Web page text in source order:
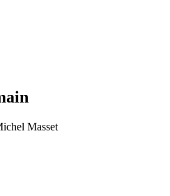
Masset